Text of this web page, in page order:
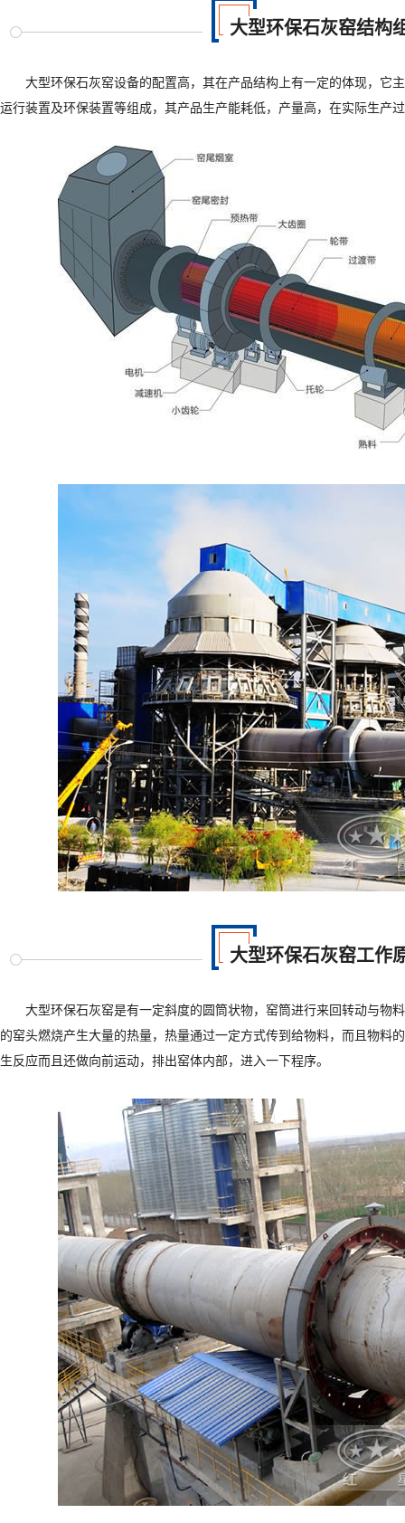
大型环保石灰窑结构
大型环保石灰窑设备的配置高，其在产品结构上有一定的体现，它
运行装置及环保装置等组成，其产品生产能耗低，产量高，在实际生产
大型环保石灰窑工作
大型环保石灰窑是有一定斜度的圆筒状物，窑筒进行来回转动与物
的窑头燃烧产生大量的热量，热量通过一定方式传到给物料，而且物料
生反应而且还做向前运动，排出窑体内部，进入一下程序。